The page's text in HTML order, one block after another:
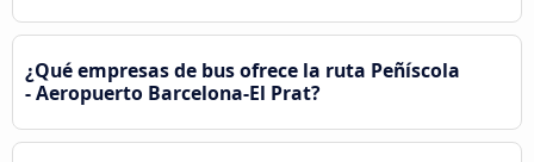
¿Qué empresas de bus ofrece la ruta Peñíscola
- Aeropuerto Barcelona-El Prat?